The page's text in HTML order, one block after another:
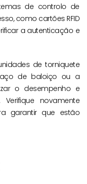
de controlo de
como cartões RFID
a autenticação e
de torniquete
de baloiço ou a
o desempenho e
novamente
garantir que estão